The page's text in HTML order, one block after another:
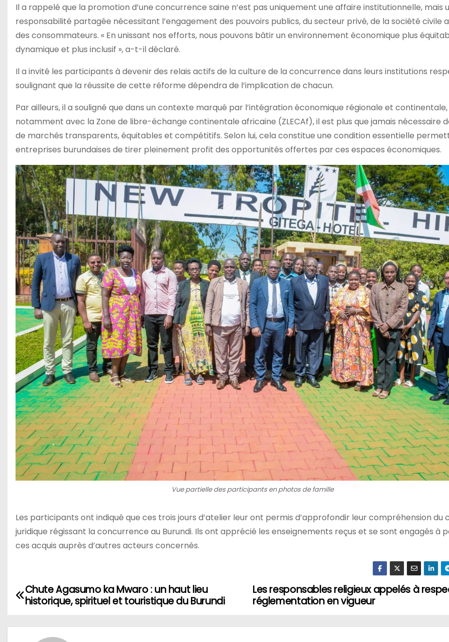
Il a rappelé que la promotion d’une concurrence saine n’est pas uniquement une affaire institutionnelle, mais
responsabilité partagée nécessitant l’engagement des pouvoirs publics, du secteur privé, de la société civile
des consommateurs. « En unissant nos efforts, nous pouvons bâtir un environnement économique plus
dynamique et plus inclusif », a-t-il déclaré.
Il a invité les participants à devenir des relais actifs de la culture de la concurrence dans leurs institutions
soulignant que la réussite de cette réforme dépendra de l’implication de chacun.
Par ailleurs, il a souligné que dans un contexte marqué par l’intégration économique régionale et continentale,
notamment avec la Zone de libre-échange continentale africaine (ZLECAf), il est plus que jamais nécessaire
de marchés transparents, équitables et compétitifs. Selon lui, cela constitue une condition essentielle
entreprises burundaises de tirer pleinement profit des opportunités offertes par ces espaces économiques.
Vue partielle des participants en photos de famille
Les participants ont indiqué que ces trois jours d’atelier leur ont permis d’approfondir leur compréhension du
juridique régissant la concurrence au Burundi. Ils ont apprécié les enseignements reçus et se sont engagés à
ces acquis auprès d’autres acteurs concernés.
Navigation
l’article
Les responsables religieux appelés à
réglementation en vigueur
Chute Agasumo ka Mwaro : un haut lieu
historique, spirituel et touristique du Burundi